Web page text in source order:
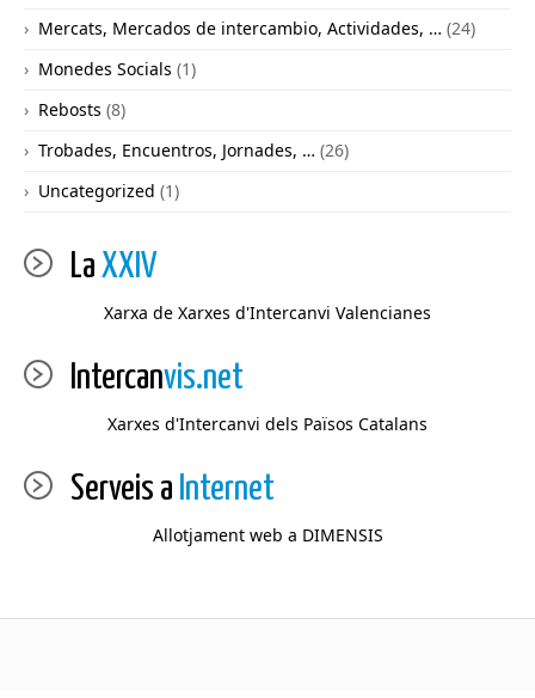
Mercats, Mercados de intercambio, Actividades, … (24)
Monedes Socials (1)
Rebosts (8)
Trobades, Encuentros, Jornades, … (26)
Uncategorized (1)
La XXIV
Xarxa de Xarxes d'Intercanvi Valencianes
Intercanvis.net
Xarxes d'Intercanvi dels Països Catalans
Serveis a Internet
Allotjament web a DIMENSIS